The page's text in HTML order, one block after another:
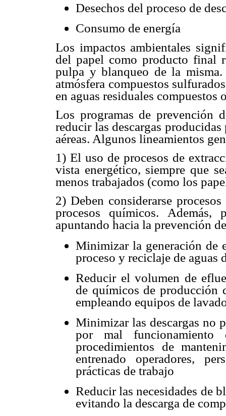
Desechos del proceso de
Consumo de energía
Los impactos ambientales
del papel como producto final
pulpa y blanqueo de la
atmósfera compuestos
en aguas residuales
Los programas de prevención
reducir las descargas
aéreas. Algunos lineamientos
1) El uso de procesos de
vista energético, siempre que
menos trabajados (como los
2) Deben considerarse
procesos químicos. Además,
apuntando hacia la prevención
Minimizar la generación de
proceso y reciclaje de aguas
Reducir el volumen de
de químicos de producción
empleando equipos de
Minimizar las descargas no
por mal
procedimientos de
entrenado operadores,
prácticas de trabajo
Reducir las necesidades de
evitando la descarga de